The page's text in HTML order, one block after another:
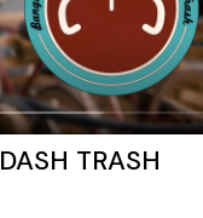
TRASH